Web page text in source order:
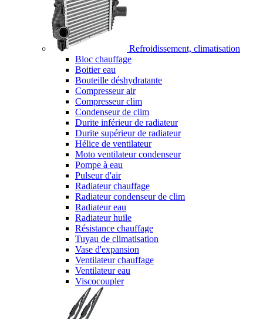
Refroidissement, climatisation
Bloc chauffage
Boitier eau
Bouteille déshydratante
Compresseur air
Compresseur clim
Condenseur de clim
Durite inférieur de radiateur
Durite supérieur de radiateur
Hélice de ventilateur
Moto ventilateur condenseur
Pompe à eau
Pulseur d'air
Radiateur chauffage
Radiateur condenseur de clim
Radiateur eau
Radiateur huile
Résistance chauffage
Tuyau de climatisation
Vase d'expansion
Ventilateur chauffage
Ventilateur eau
Viscocoupler